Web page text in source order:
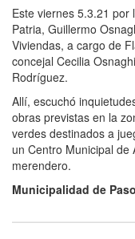
Este viernes 5.3.21
Patria, Guillermo
Viviendas, a cargo de
concejal Cecilia
Rodríguez.
Allí, escuchó
obras previstas en la
verdes destinados a
un Centro Municipal
merendero.
Municipalidad de